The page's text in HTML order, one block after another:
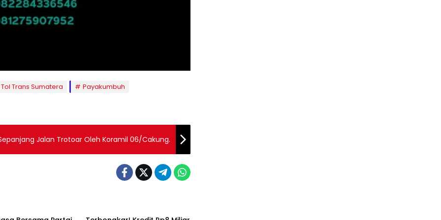
Trans Sumatera Payakumbuh
Jalan Trotoar Oleh Koramil 06/Cakung.